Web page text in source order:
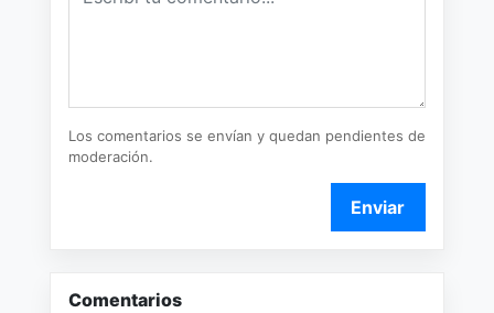
Los comentarios se envían y quedan pendientes de
moderación.
Enviar
Comentarios